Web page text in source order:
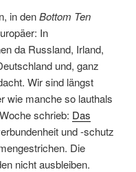
in denBottom Ten
In
da Russland, Irland,
und, ganz
Wir sind längst
wie manche so lauthals
schrieb: Das
und -schutz
Die
nicht ausbleiben.